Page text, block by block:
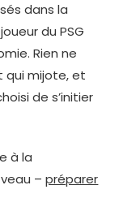
dans la
du PSG
Rien ne
qui mijote, et
de s’initier
à la
–préparer